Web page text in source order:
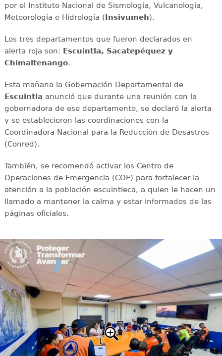
por el Instituto Nacional de Sismología, Vulcanología,
Meteorología e Hidrología (Insivumeh).
Los tres departamentos que fueron declarados en
alerta roja son: Escuintla, Sacatepéquez y
Chimaltenango.
Esta mañana la Gobernación Departamental de
Escuintla anunció que durante una reunión con la
gobernadora de ese departamento, se declaró la alerta
y se establecieron las coordinaciones con la
Coordinadora Nacional para la Reducción de Desastres
(Conred).
También, se recomendó activar los Centro de
Operaciones de Emergencia (COE) para fortalecer la
atención a la población escuintleca, a quien le hacen un
llamado a mantener la calma y estar informados de las
páginas oficiales.